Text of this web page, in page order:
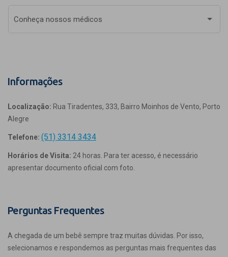
Conheça nossos médicos
Informações
Localização: Rua Tiradentes, 333, Bairro Moinhos de Vento, Porto
Alegre
Telefone: (51) 3314 3434
Horários de Visita: 24 horas. Para ter acesso, é necessário
apresentar documento oficial com foto.
Perguntas Frequentes
A chegada de um bebê sempre traz muitas dúvidas. Por isso,
selecionamos e respondemos as perguntas mais frequentes das